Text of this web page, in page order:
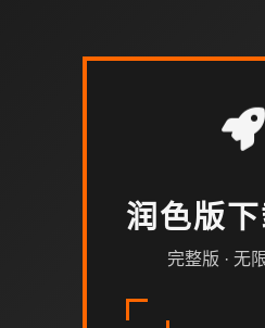
润色版
完整版 · 无